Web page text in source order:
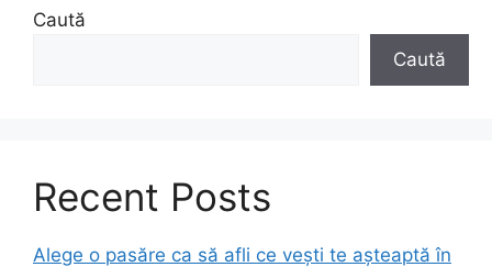
Caută
Caută
Recent Posts
Alege o pasăre ca să afli ce vești te așteaptă în